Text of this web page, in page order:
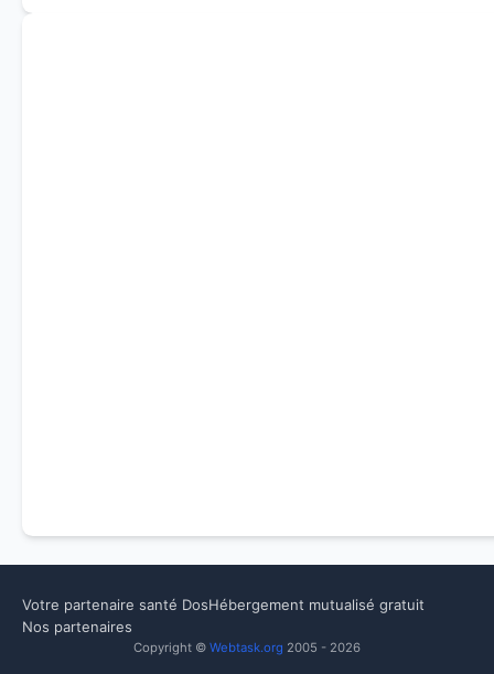
Votre partenaire santé DosHébergement mutualisé gratuit
Nos partenaires
Copyright © Webtask.org 2005 - 2026